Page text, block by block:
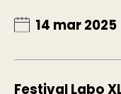
14 mar 2025
Festival Labo